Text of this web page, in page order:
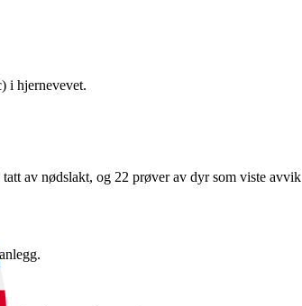
i hjernevevet.
av nødslakt, og 22 prøver av dyr som viste avvik